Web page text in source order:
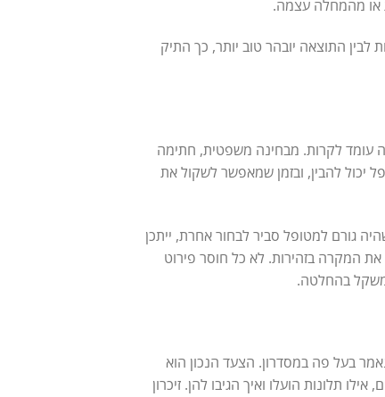
או מהמחלה עצמה.
התוצאה יובהר טוב יותר, כך התיק
עומד לקרות. מבחינה משפטית, חתימה
להבין, ובזמן שמאפשר לשקול את
גורם למטופל סביר לבחור אחרת, ייתכן
את המקרה בזהירות. לא כל חוסר פירוט
משקל בהחלטה.
בעל פה במסדרון. הצעד הנכון הוא
תלונות הועלו ואיך הגיבו להן. זיכרון